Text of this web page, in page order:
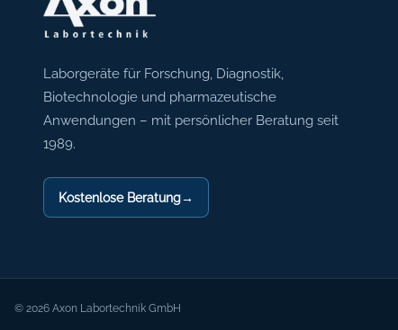
Axon Labortechnik
Laborgeräte für Forschung, Diagnostik,
Biotechnologie und pharmazeutische
Anwendungen – mit persönlicher Beratung seit
1989.
Kostenlose Beratung→
© 2026 Axon Labortechnik GmbH